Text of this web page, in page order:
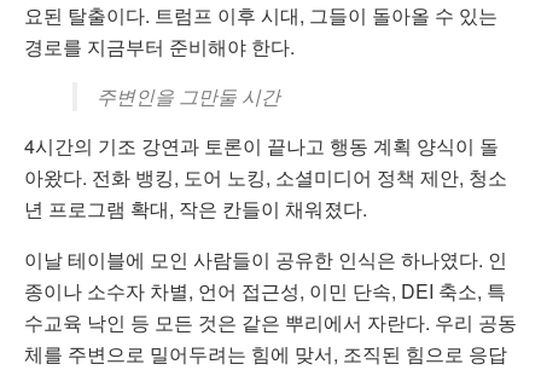
요된 탈출이다. 트럼프 이후 시대, 그들이 돌아올 수 있는
경로를 지금부터 준비해야 한다.
주변인을 그만둘 시간
4시간의 기조 강연과 토론이 끝나고 행동 계획 양식이 돌
아왔다. 전화 뱅킹, 도어 노킹, 소셜미디어 정책 제안, 청소
년 프로그램 확대, 작은 칸들이 채워졌다.
이날 테이블에 모인 사람들이 공유한 인식은 하나였다. 인
종이나 소수자 차별, 언어 접근성, 이민 단속, DEI 축소, 특
수교육 낙인 등 모든 것은 같은 뿌리에서 자란다. 우리 공동
체를 주변으로 밀어두려는 힘에 맞서, 조직된 힘으로 응답